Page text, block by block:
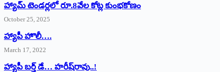
హ్యామ్‌ ‌టెండర్లలో రూ.8వేల కోట్ల కుంభకోణం
October 25, 2025
హ్యాపీ హొలీ….
March 17, 2022
హ్యాపీ బర్త్ ‌డే… హరీష్‌రావు..!